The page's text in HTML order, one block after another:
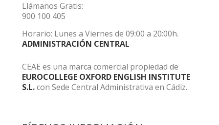
Llámanos Gratis:
900 100 405
Horario: Lunes a Viernes de 09:00 a 20:00h.
ADMINISTRACIÓN CENTRAL
CEAE es una marca comercial propiedad de
EUROCOLLEGE OXFORD ENGLISH INSTITUTE
S.L.con Sede Central Administrativa en Cádiz.